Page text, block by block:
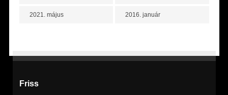
2021. május 2016. január
Friss